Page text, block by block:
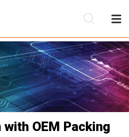
OEM Packing